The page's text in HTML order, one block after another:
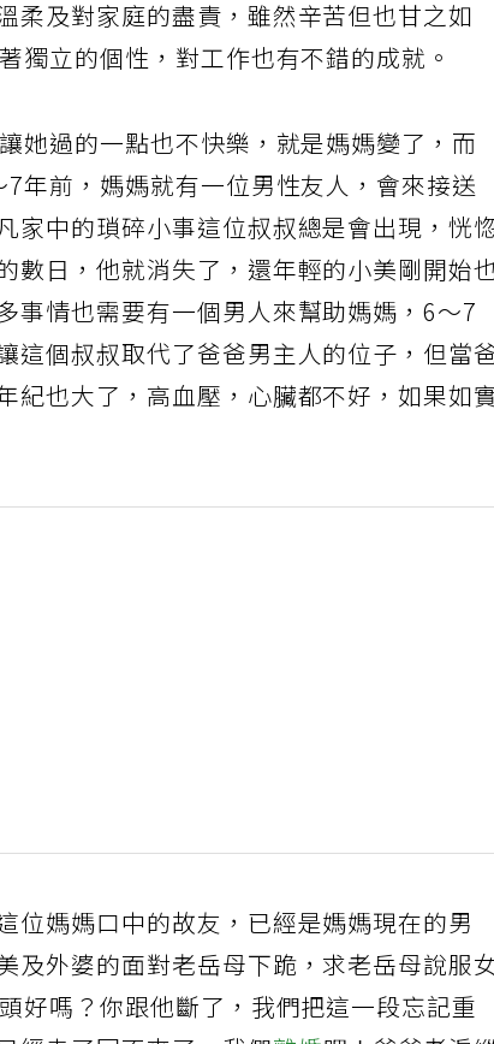
柔及對家庭的盡責，雖然辛苦但也甘之如
獨立的個性，對工作也有不錯的成就。
她過的一點也不快樂，就是媽媽變了，而
年前，媽媽就有一位男性友人，會來接送
家中的瑣碎小事這位叔叔總是會出現，恍
數日，他就消失了，還年輕的小美剛開始
事情也需要有一個男人來幫助媽媽，6～7
這個叔叔取代了爸爸男主人的位子，但當
紀也大了，高血壓，心臟都不好，如果如實
位媽媽口中的故友，已經是媽媽現在的男
及外婆的面對老岳母下跪，求老岳母說服女
好嗎？你跟他斷了，我們把這一段忘記重